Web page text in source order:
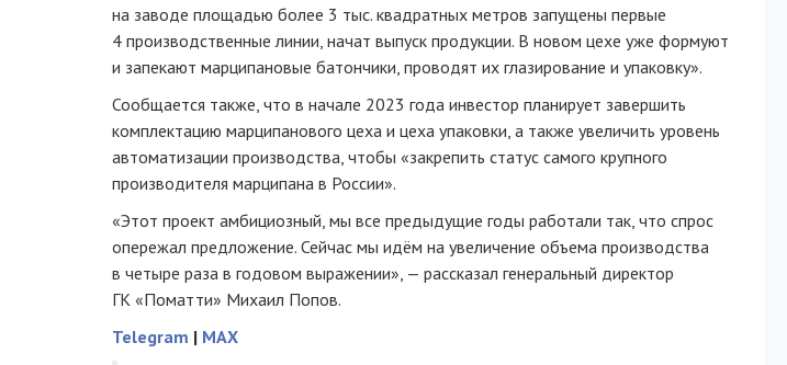
на заводе площадью более 3 тыс. квадратных метров запущены первые
4 производственные линии, начат выпуск продукции. В новом цехе уже формуют
и запекают марципановые батончики, проводят их глазирование и упаковку».
Сообщается также, что в начале 2023 года инвестор планирует завершить
комплектацию марципанового цеха и цеха упаковки, а также увеличить уровень
автоматизации производства, чтобы «закрепить статус самого крупного
производителя марципана в России».
«Этот проект амбициозный, мы все предыдущие годы работали так, что спрос
опережал предложение. Сейчас мы идём на увеличение объема производства
в четыре раза в годовом выражении», — рассказал генеральный директор
ГК «Поматти» Михаил Попов.
Telegram | MAX